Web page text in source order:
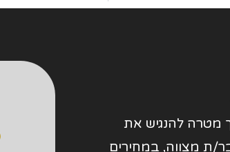
הוקם בשנת 2019 מתוך מטרה להנגיש את
ת מצווה, במחירים